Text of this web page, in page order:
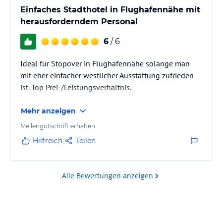
Einfaches Stadthotel in Flughafennähe mit
herausforderndem Personal
6 / 6
Ideal für Stopover in Flughafennähe solange man
mit eher einfacher westlicher Ausstattung zufrieden
ist. Top Prei-/Leistungsverhältnis.
Mehr anzeigen
Meilengutschrift erhalten
Hilfreich Teilen
Alle Bewertungen anzeigen